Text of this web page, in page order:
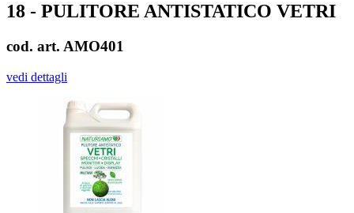
18 - PULITORE ANTISTATICO VETRI
cod. art. AMO401
vedi dettagli